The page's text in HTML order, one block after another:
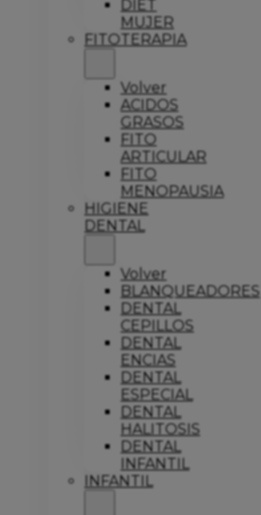
DIET
MUJER
FITOTERAPIA
Volver
ACIDOS
GRASOS
FITO
ARTICULAR
FITO
MENOPAUSIA
HIGIENE
DENTAL
Volver
BLANQUEADORES
DENTAL
CEPILLOS
DENTAL
ENCIAS
DENTAL
ESPECIAL
DENTAL
HALITOSIS
DENTAL
INFANTIL
INFANTIL